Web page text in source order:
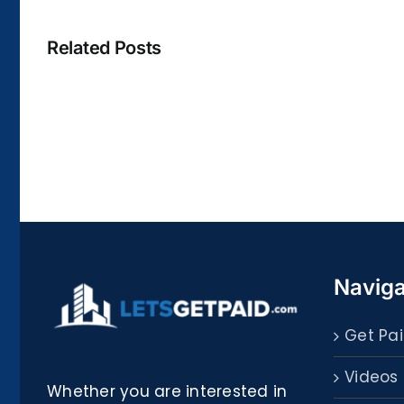
Related Posts
Biblioteca
Whether you are interested in
Get
Videos